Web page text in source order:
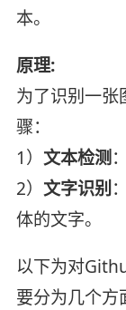
本。
原理:
为了识别一张
骤：
1） 文本检测
2） 文字识别
体的文字。
以下为对
要分为几个方